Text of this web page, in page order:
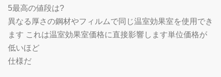
5最高の値段は?
異なる厚さの鋼材やフィルムで同じ温室効果室を使用でき
ます これは温室効果室価格に直接影響します単位価格が
低いほど
仕様だ